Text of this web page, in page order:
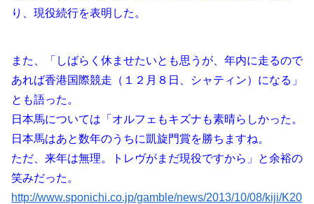
り、現役続行を表明した。
また、「しばらく休ませたいとも思うが、年内に走るので
あれば香港国際競走（１２月８日、シャティン）になる」
とも語った。
日本馬については「オルフェもキズナも素晴らしかった。
日本馬はあと数年のうちに凱旋門賞を勝ちますね。
ただ、来年は無理。トレヴがまだ現役ですから」と余裕の
笑みだった。
http://www.sponichi.co.jp/gamble/news/2013/10/08/kiji/K20